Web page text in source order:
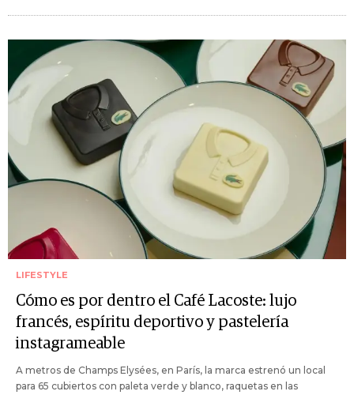
LIFESTYLE
Cómo es por dentro el Café Lacoste: lujo
francés, espíritu deportivo y pastelería
instagrameable
A metros de Champs Elysées, en París, la marca estrenó un local
para 65 cubiertos con paleta verde y blanco, raquetas en las